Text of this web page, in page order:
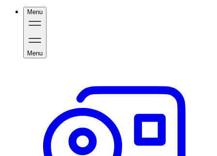
Menu
Menu